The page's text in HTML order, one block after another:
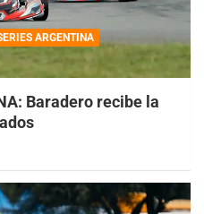
ARGENTINA
Baradero recibe la